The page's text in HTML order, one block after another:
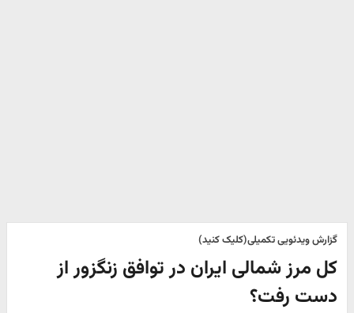
گزارش ویدئویی تکمیلی(کلیک کنید)
کل مرز شمالی ایران در توافق زنگزور از
دست رفت؟